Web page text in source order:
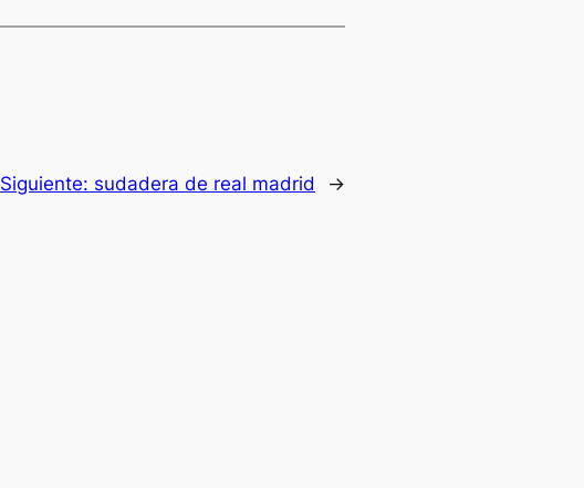
Siguiente: sudadera de real madrid →